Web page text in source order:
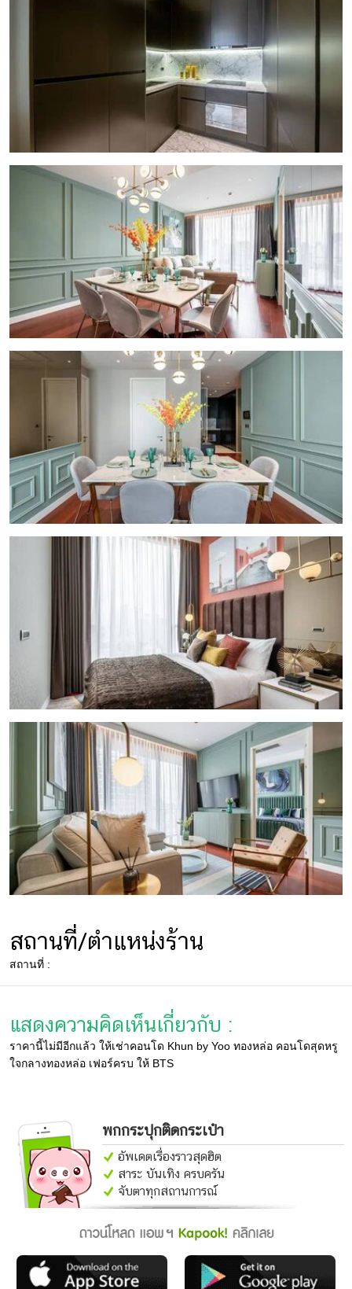
สถานที่/ตำแหน่งร้าน
สถานที่ :
แสดงความคิดเห็นเกี่ยวกับ :
ราคานี้ไม่มีอีกแล้ว ให้เช่าคอนโด Khun by Yoo ทองหล่อ คอนโดสุดหรู
ใจกลางทองหล่อ เฟอร์ครบ ให้ BTS
พกกระปุกติดกระเป๋า
อัพเดตเรื่องราวสุดฮิต
สาระ บันเทิง ครบครัน
จับตาทุกสถานการณ์